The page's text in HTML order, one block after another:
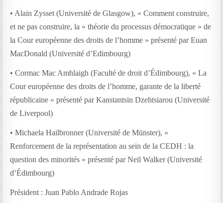
• Alain Zysset (Université de Glasgow), « Comment construire,
et ne pas construire, la « théorie du processus démocratique » de
la Cour européenne des droits de l’homme » présenté par Euan
MacDonald (Université d’Edimbourg)
• Cormac Mac Amhlaigh (Faculté de droit d’Édimbourg), « La
Cour européenne des droits de l’homme, garante de la liberté
républicaine » présenté par Kanstantsin Dzehtsiarou (Université
de Liverpool)
• Michaela Hailbronner (Université de Münster), «
Renforcement de la représentation au sein de la CEDH : la
question des minorités » présenté par Neil Walker (Université
d’Édimbourg)
Président : Juan Pablo Andrade Rojas